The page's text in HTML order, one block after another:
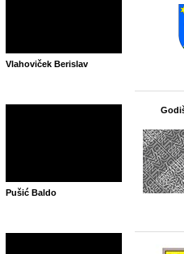
Vlahoviček Berislav
Pušić Baldo